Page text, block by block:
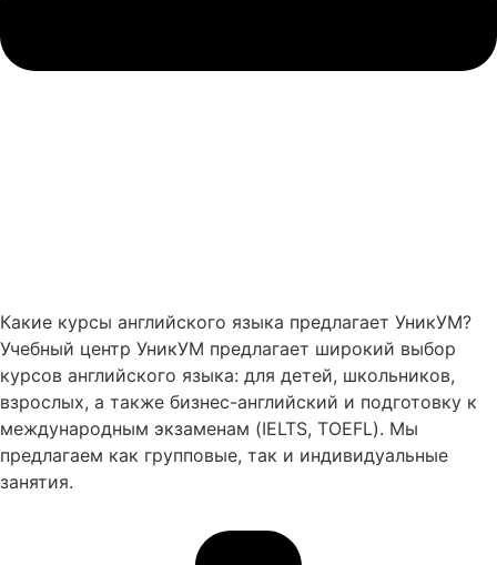
Какие курсы английского языка предлагает УникУМ?
Учебный центр УникУМ предлагает широкий выбор
курсов английского языка: для детей, школьников,
взрослых, а также бизнес-английский и подготовку к
международным экзаменам (IELTS, TOEFL). Мы
предлагаем как групповые, так и индивидуальные
занятия.